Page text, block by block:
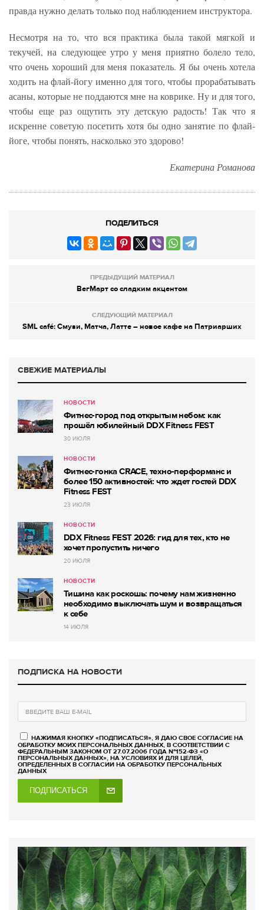
правда нужно делать только под наблюдением инструктора.
Несмотря на то, что вся практика была такой мягкой и
текучей, на следующее утро у меня приятно болело тело,
что очень хороший для меня показатель. Я бы очень хотела
ходить на флай-йогу именно для того, чтобы прорабатывать
асаны, которые не поддаются мне на коврике. Ну и для того,
чтобы еще раз ощутить эту детскую радость! Так что я
искренне советую посетить хотя бы одно занятие по флай-
йоге, чтобы понять, насколько это здорово!
Екатерина Романова
ПОДЕЛИТЬСЯ
ПРЕДЫДУЩИЙ МАТЕРИАЛ
ВегМарт со сладким акцентом
СЛЕДУЮЩИЙ МАТЕРИАЛ
SML café: Смузи, Матча, Латте – новое кафе на Патриарших
СВЕЖИЕ МАТЕРИАЛЫ
НОВОСТИ
Фитнес-город под открытым небом: как
прошёл юбилейный DDX Fitness FEST
30 ИЮЛЯ
НОВОСТИ
Фитнес-гонка CRACE, техно-перформанс и
более 150 активностей: что ждет гостей DDX
Fitness FEST
23 ИЮЛЯ
НОВОСТИ
DDX Fitness FEST 2026: гид для тех, кто не
хочет пропустить ничего
20 ИЮЛЯ
НОВОСТИ
Тишина как роскошь: почему нам жизненно
необходимо выключать шум и возвращаться
к себе
14 ИЮЛЯ
ПОДПИСКА НА НОВОСТИ
НАЖИМАЯ КНОПКУ «ПОДПИСАТЬСЯ», Я ДАЮ СВОЕ СОГЛАСИЕ НА
ОБРАБОТКУ МОИХ ПЕРСОНАЛЬНЫХ ДАННЫХ, В СООТВЕТСТВИИ С
ФЕДЕРАЛЬНЫМ ЗАКОНОМ ОТ 27.07.2006 ГОДА №152-ФЗ «О
ПЕРСОНАЛЬНЫХ ДАННЫХ», НА УСЛОВИЯХ И ДЛЯ ЦЕЛЕЙ,
ОПРЕДЕЛЕННЫХ В СОГЛАСИИ НА ОБРАБОТКУ ПЕРСОНАЛЬНЫХ
ДАННЫХ
ПОДПИСАТЬСЯ